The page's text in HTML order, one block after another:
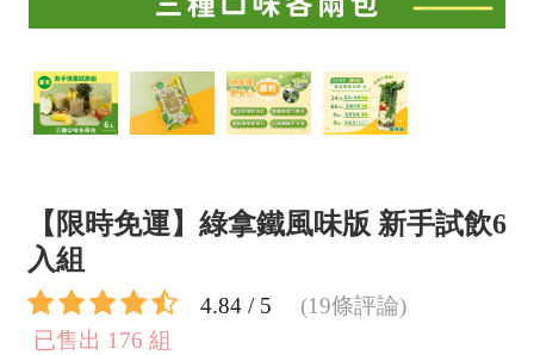
【限時免運】綠拿鐵風味版 新手試飲6
入組
4.84 / 5
(19條評論)
已售出 176 組